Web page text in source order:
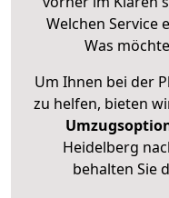
Welchen Service
Was
Um Ihnen bei der
zu helfen, bieten
Heidelberg
behalten Sie